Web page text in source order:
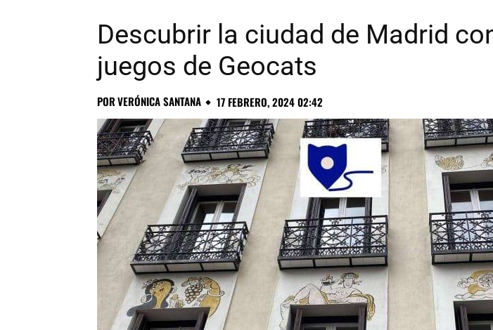
Descubrir la ciudad de Madrid
juegos de Geocats
PORVERÓNICA SANTANA 17 FEBRERO, 2024 02:42